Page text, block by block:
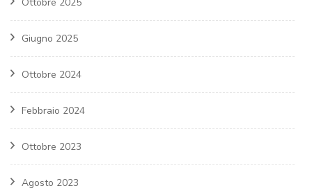
Giugno 2025
Ottobre 2024
Febbraio 2024
Ottobre 2023
Agosto 2023